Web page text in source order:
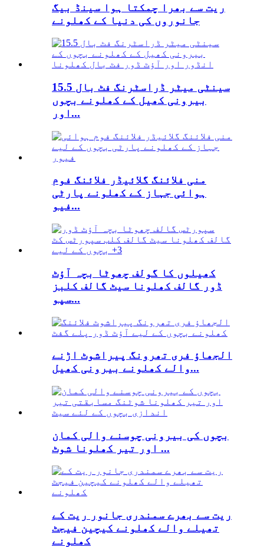
ریت سے بھرا چمکتا ہوا سینڈ بیگ
جانوروں کی دنیا کے کھلونے
15.5 سینٹی میٹر ڈراسٹرنگ فٹ بال
بیرونی کھیل کے کھلونے بچوں
اور...
منی فلائنگ گلائیڈر فلائنگ فوم
ہوائی جہاز کے کھلونے پارٹی
فیو...
کھیلوں کا گولف چھوٹا بچہ آؤٹ
ڈور گالف کھلونا سیٹ گالف کلبز
سپو...
الجھاؤ فری تھرونگ پیراشوٹ اڑنے
والے کھلونے بیرونی کھیل...
بچوں کی بیرونی چوسنے والی کمان
اور تیر کھلونا شوٹ ...
ریت سے بھرے سمندری جانور ریت کے
تھیلے والے کھلونے کیچین فیجٹ
کھلونے